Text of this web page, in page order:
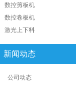
数控剪板机
数控卷板机
激光上下料
新闻动态
公司动态